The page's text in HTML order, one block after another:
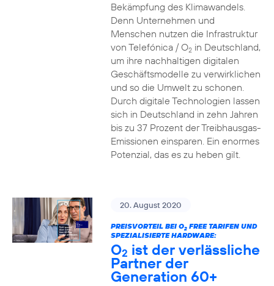
Bekämpfung des Klimawandels.
Denn Unternehmen und
Menschen nutzen die Infrastruktur
von Telefónica / O2in Deutschland,
um ihre nachhaltigen digitalen
Geschäftsmodelle zu verwirklichen
und so die Umwelt zu schonen.
Durch digitale Technologien lassen
sich in Deutschland in zehn Jahren
bis zu 37 Prozent der Treibhausgas-
Emissionen einsparen. Ein enormes
Potenzial, das es zu heben gilt.
20. August 2020
PREISVORTEIL BEI O2FREE TARIFEN UND
SPEZIALISIERTE HARDWARE:
O2 ist der verlässliche
Partner der
Generation 60+